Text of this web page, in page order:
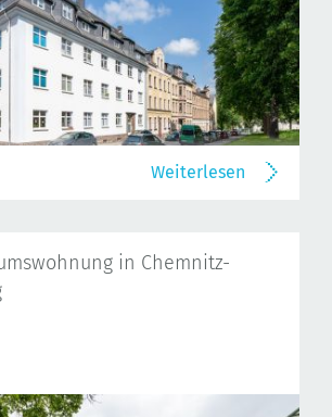
Weiterlesen
in Chemnitz-